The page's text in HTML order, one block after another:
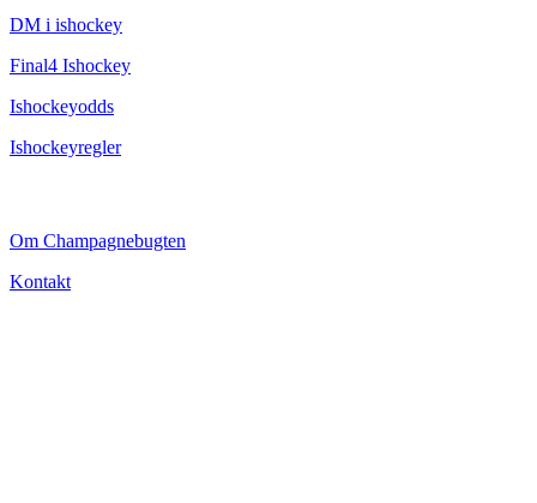
DM i ishockey
Final4 Ishockey
Ishockeyodds
Ishockeyregler
Om Champagnebugten
Kontakt